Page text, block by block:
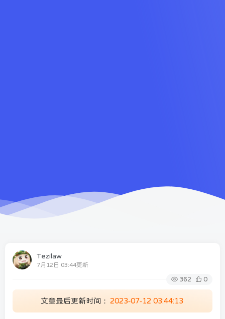
Tezilaw
7月12日 03:44更新
362 0
文章最后更新时间： 2023-07-12 03:44:13